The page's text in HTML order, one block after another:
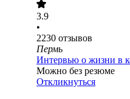
3.9
•
2230 отзывов
Пермь
Интервью о жизни в
Можно без резюме
Откликнуться